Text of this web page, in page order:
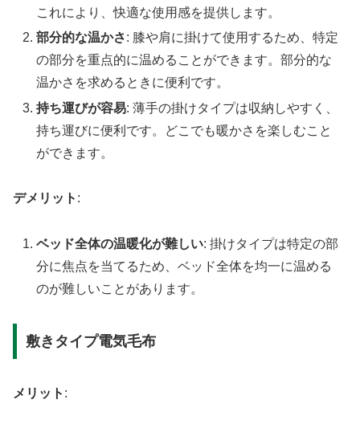
これにより、快適な使用感を提供します。
部分的な温かさ: 膝や肩に掛けて使用するため、特定
の部分を重点的に温めることができます。部分的な
温かさを求めるときに便利です。
持ち運びが容易: 薄手の掛けタイプは収納しやすく、
持ち運びに便利です。どこでも暖かさを楽しむこと
ができます。
デメリット :
ベッド全体の温暖化が難しい: 掛けタイプは特定の部
分に焦点を当てるため、ベッド全体を均一に温める
のが難しいことがあります。
敷きタイプ電気毛布
メリット :